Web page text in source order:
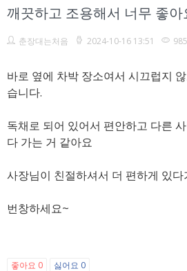
깨끗하고 조용해서 너무 좋아
춘장대는처음 2024-10-16 13:51 985
바로 옆에 차박 장소여서 시끄럽지
습니다.
독채로 되어 있어서 편안하고 다른
다 가는 거 같아요
사장님이 친절하셔서 더 편하게 있
번창하세요~
좋아요 0 싫어요 0